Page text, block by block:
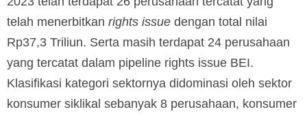
telah menerbitkan rights issue dengan total nilai
Rp37,3 Triliun. Serta masih terdapat 24 perusahaan
yang tercatat dalam pipeline rights issue BEI.
Klasifikasi kategori sektornya didominasi oleh sektor
konsumer siklikal sebanyak 8 perusahaan, konsumer